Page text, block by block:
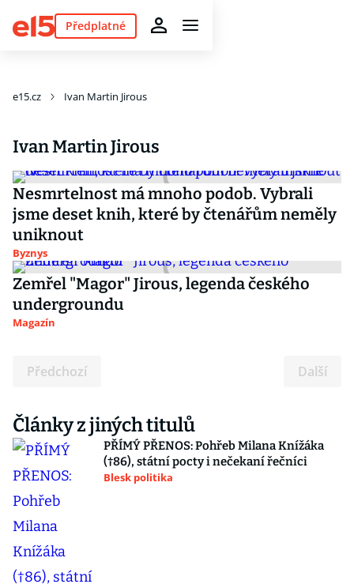
Předplatné
e15.cz Ivan Martin Jirous
Ivan Martin Jirous
Nesmrtelnost má mnoho podob. Vybrali
jsme deset knih, které by čtenářům neměly
uniknout
Byznys
Zemřel "Magor" Jirous, legenda českého
undergroundu
Magazín
Předchozí Další
Články z jiných titulů
PŘÍMÝ PŘENOS: Pohřeb Milana Knížáka
(†86), státní pocty i nečekaní řečníci
Blesk politika